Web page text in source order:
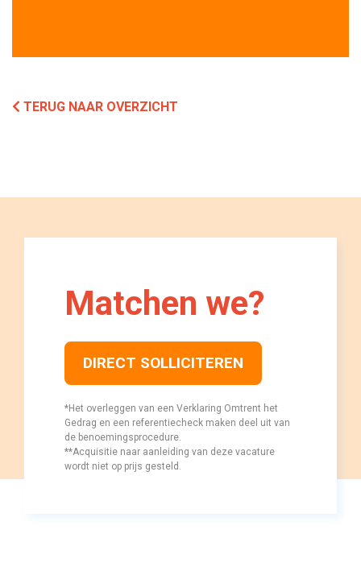
TERUG NAAR OVERZICHT
Matchen we?
DIRECT SOLLICITEREN
*Het overleggen van een Verklaring Omtrent het
Gedrag en een referentiecheck maken deel uit van
de benoemingsprocedure.
**Acquisitie naar aanleiding van deze vacature
wordt niet op prijs gesteld.